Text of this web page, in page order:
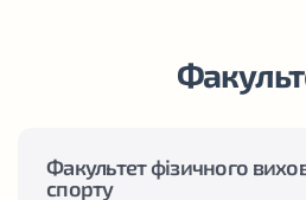
заснований у 1919 році, відіграв
Факультет фізичного
спорту